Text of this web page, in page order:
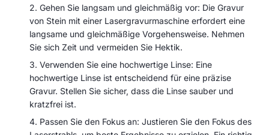
Gehen Sie langsam und gleichmäßig vor: Die Gravur
von Stein mit einer Lasergravurmaschine erfordert eine
langsame und gleichmäßige Vorgehensweise. Nehmen
Sie sich Zeit und vermeiden Sie Hektik.
Verwenden Sie eine hochwertige Linse: Eine
hochwertige Linse ist entscheidend für eine präzise
Gravur. Stellen Sie sicher, dass die Linse sauber und
kratzfrei ist.
Passen Sie den Fokus an: Justieren Sie den Fokus des